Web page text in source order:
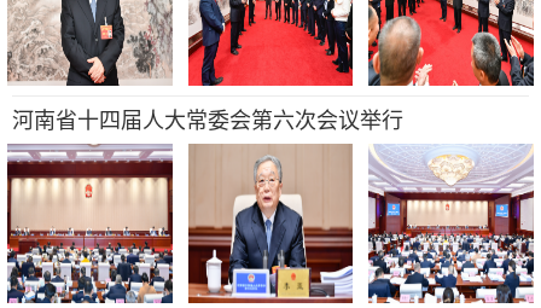
河南省十四届人大常委会第六次会议举行